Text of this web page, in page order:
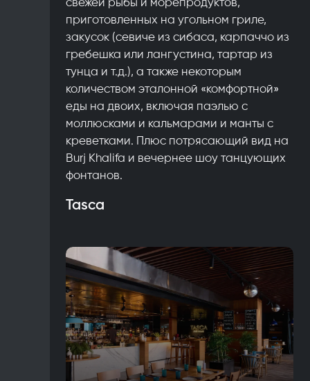
приготовленных на угольном гриле,
закусок (севиче из сибаса, карпаччо из
гребешка или лангустина, тартар из
тунца и т.д.), а также некоторым
количеством эталонной «комфортной»
еды на двоих, включая паэлью с
моллюсками и кальмарами и манты с
креветками. Плюс потрясающий вид на
Burj Khalifa и вечернее шоу танцующих
фонтанов.
Tasca